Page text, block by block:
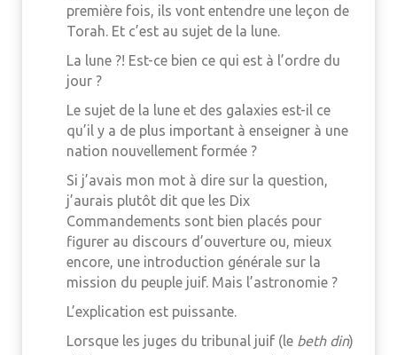
première fois, ils vont entendre une leçon de
Torah. Et c’est au sujet de ​​la lune.
La lune ?! Est-ce bien ce qui est à l’ordre du
jour ?
Le sujet de la lune et des galaxies est-il ce
qu’il y a de plus important à enseigner à une
nation nouvellement formée ?
Si j’avais mon mot à dire sur la question,
j’aurais plutôt dit que les Dix
Commandements sont bien placés pour
figurer au discours d’ouverture ou, mieux
encore, une introduction générale sur la
mission du peuple juif. Mais l’astronomie ?
L’explication est puissante.
Lorsque les juges du tribunal juif (le beth din)